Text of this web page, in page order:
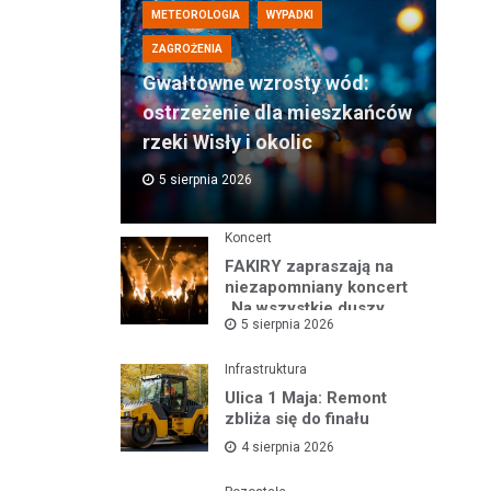
METEOROLOGIA WYPADKI
ZAGROŻENIA
Gwałtowne wzrosty wód:
ostrzeżenie dla mieszkańców
rzeki Wisły i okolic
5 sierpnia 2026
Koncert
FAKIRY zapraszają na
niezapomniany koncert
„Na wszystkie duszy
nastroje”
5 sierpnia 2026
Infrastruktura
Ulica 1 Maja: Remont
zbliża się do finału
4 sierpnia 2026